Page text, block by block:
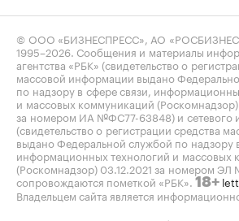
© ООО «БИЗНЕСПРЕСС», АО
1995–2026 . Сообщения и материалы
агентства «РБК» (свидетельство о
массовой информации выдано
по надзору в сфере связи,
и массовых коммуникаций (Роскомнадзор)
за номером ИА №ФС77-63848) и сетевого
(свидетельство о регистрации средства
выдано Федеральной службой по надзору
информационных технологий и массовых
(Роскомнадзор) 03.12.2021 за номером
сопровождаются пометкой «РБК». 18+
Владельцем сайта является